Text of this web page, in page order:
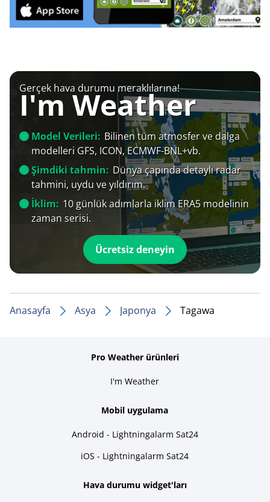
Gerçek hava durumu meraklılarına!
I'm Weather
Model Verileri: Bilinen tüm atmosfer ve dalga
modelleri GFS, ICON, ECMWF-BNL+vb.
Şimdiki tahmin: Dünya çapında detaylı radar
tahmini, uydu ve yıldırım.
İklim: 10 günlük adımlarla iklim ERA5 modelinin
zaman serisi.
Ücretsiz deneyin
Anasayfa Asya Japonya Tagawa
Pro Weather ürünleri
I'm Weather
Mobil uygulama
Android - Lightningalarm Sat24
iOS - Lightningalarm Sat24
Hava durumu widget'ları